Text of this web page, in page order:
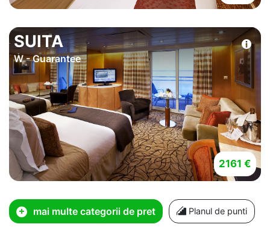
SUITA
W - Guarantee
2161 €
mai multe categorii de pret Planul de punti